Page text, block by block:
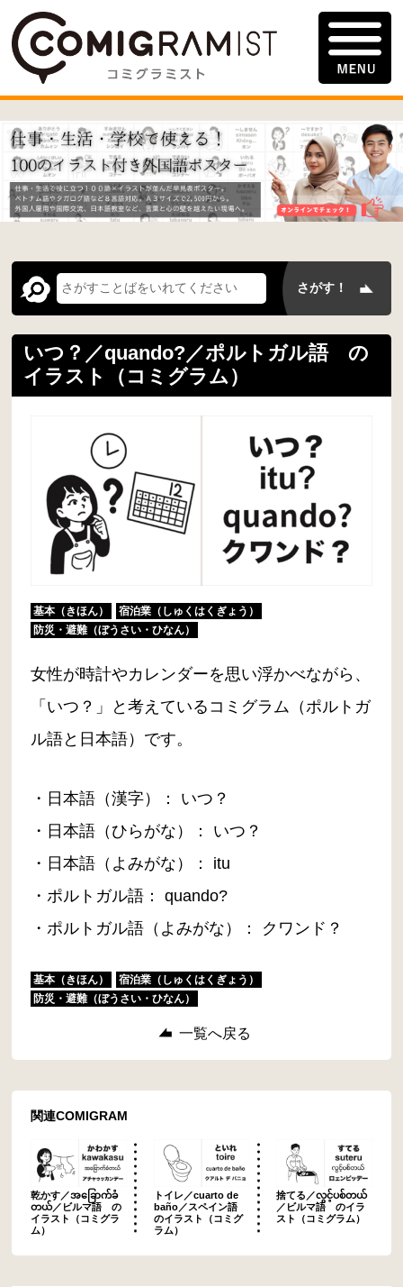
いつ？／quando?／ポルトガル語 の
イラスト（コミグラム）
基本（きほん）
宿泊業（しゅくはくぎょう）
防災・避難（ぼうさい・ひなん）
女性が時計やカレンダーを思い浮かべながら、
「いつ？」と考えているコミグラム（ポルトガ
ル語と日本語）です。
・日本語（漢字）： いつ？
・日本語（ひらがな）： いつ？
・日本語（よみがな）： itu
・ポルトガル語： quando?
・ポルトガル語（よみがな）： クワンド？
基本（きほん）
宿泊業（しゅくはくぎょう）
防災・避難（ぼうさい・ひなん）
一覧へ戻る
関連COMIGRAM
乾かす／အခြောက်ခံ
တယ်／ビルマ語 の
イラスト（コミグラ
ム）
トイレ／cuarto de
baño／スペイン語
のイラスト（コミグ
ラム）
捨てる／လွင့်ပစ်တယ်
／ビルマ語 のイラ
スト（コミグラム）